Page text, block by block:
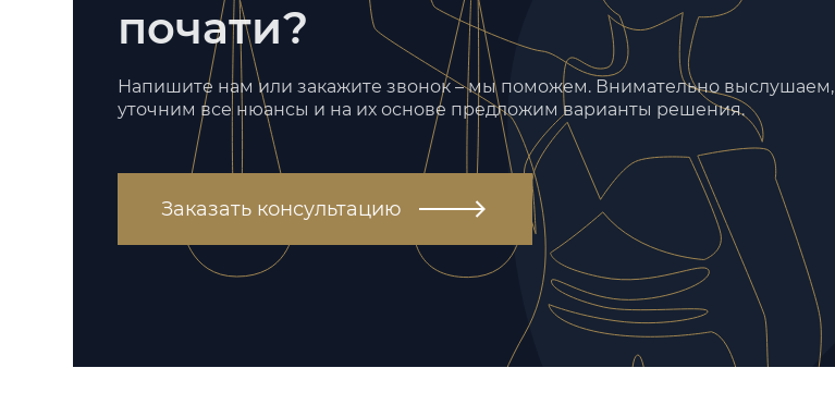
почати?
Напишите нам или закажите звонок – мы поможем. Внимательно выслушаем,
уточним все нюансы и на их основе предложим варианты решения.
Заказать консультацию